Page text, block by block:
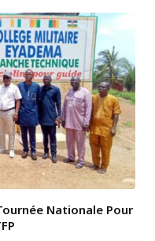
Nationale Pour